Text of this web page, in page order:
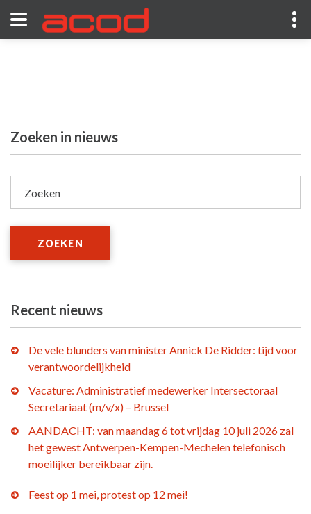
Zoeken in nieuws
Zoeken
ZOEKEN
Recent nieuws
De vele blunders van minister Annick De Ridder: tijd voor
verantwoordelijkheid
Vacature: Administratief medewerker Intersectoraal
Secretariaat (m/v/x) – Brussel
AANDACHT: van maandag 6 tot vrijdag 10 juli 2026 zal
het gewest Antwerpen-Kempen-Mechelen telefonisch
moeilijker bereikbaar zijn.
Feest op 1 mei, protest op 12 mei!